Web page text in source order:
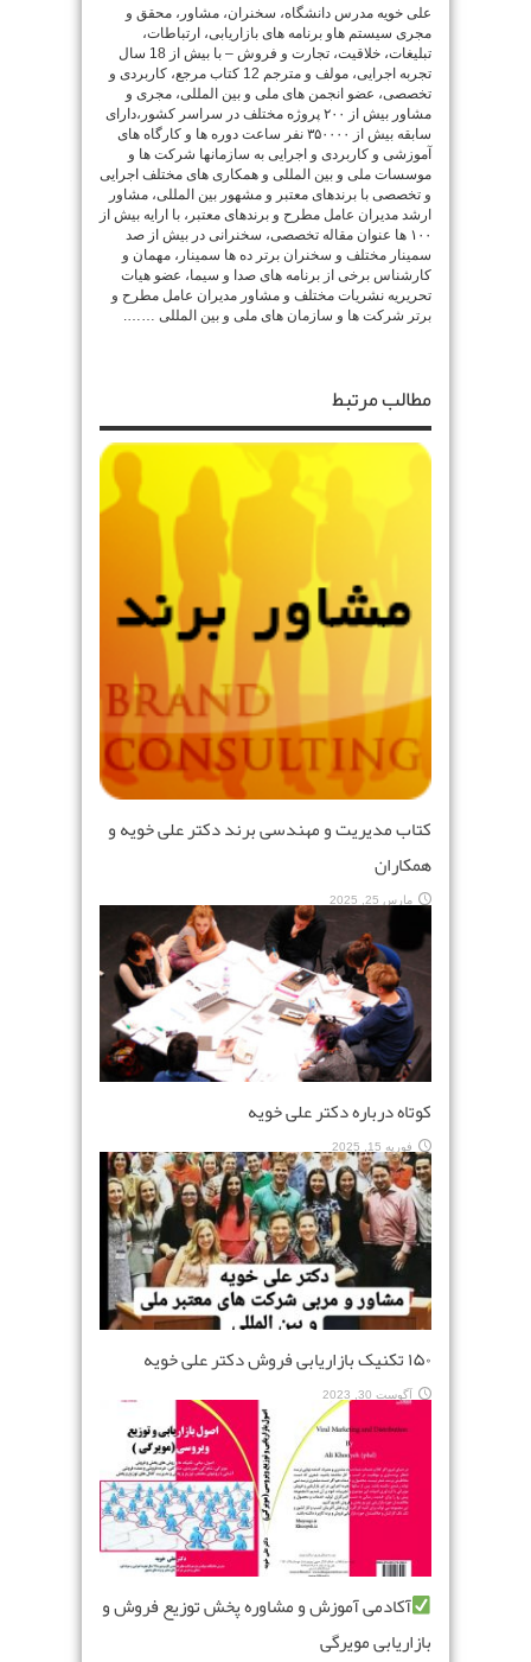
علی خویه مدرس دانشگاه، سخنران، مشاور، محقق و
مجری سیستم هاو برنامه های بازاریابی، ارتباطات،
تبلیغات، خلاقیت، تجارت و فروش – با بیش از 18 سال
تجربه اجرایی، مولف و مترجم 12 کتاب مرجع، کاربردی و
تخصصی، عضو انجمن های ملی و بین المللی، مجری و
مشاور بیش از ۲۰۰ پروژه مختلف در سراسر کشور،دارای
سابقه بیش از ۳۵۰۰۰۰ نفر ساعت دوره ها و کارگاه های
آموزشی و کاربردی و اجرایی به سازمانها شرکت ها و
موسسات ملی و بین المللی و همکاری های مختلف اجرایی
و تخصصی با برندهای معتبر و مشهور بین المللی، مشاور
ارشد مدیران عامل مطرح و برندهای معتبر، با ارایه بیش از
۱۰۰ ها عنوان مقاله تخصصی، سخنرانی در بیش از صد
سمینار مختلف و سخنران برتر ده ها سمینار، مهمان و
کارشناس برخی از برنامه های صدا و سیما، عضو هیات
تحریریه نشریات مختلف و مشاور مدیران عامل مطرح و
برتر شرکت ها و سازمان های ملی و بین المللی …….
مطالب مرتبط
کتاب مدیریت و مهندسی برند دکتر علی خویه و
همکاران
مارس 25, 2025
کوتاه درباره دکتر علی خویه
فوریه 15, 2025
۱۵۰ تکنیک بازاریابی فروش دکتر علی خویه
آگوست 30, 2023
آکادمی آموزش و مشاوره پخش توزیع فروش و
بازاریابی مویرگی